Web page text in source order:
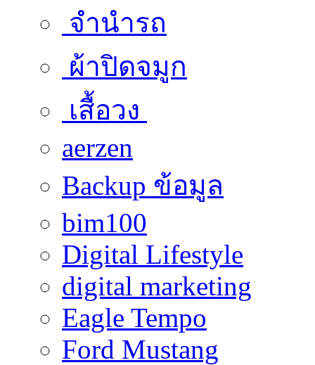
จำนำรถ
ผ้าปิดจมูก
เสื้อวง
aerzen
Backup ข้อมูล
bim100
Digital Lifestyle
digital marketing
Eagle Tempo
Ford Mustang